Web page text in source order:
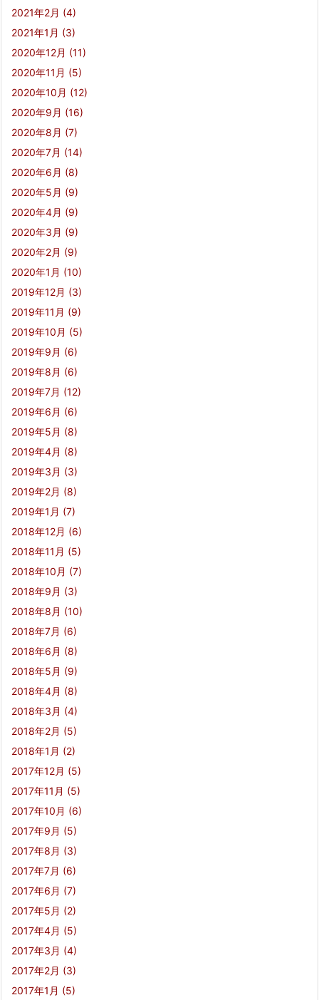
2021年2月 (4)
2021年1月 (3)
2020年12月 (11)
2020年11月 (5)
2020年10月 (12)
2020年9月 (16)
2020年8月 (7)
2020年7月 (14)
2020年6月 (8)
2020年5月 (9)
2020年4月 (9)
2020年3月 (9)
2020年2月 (9)
2020年1月 (10)
2019年12月 (3)
2019年11月 (9)
2019年10月 (5)
2019年9月 (6)
2019年8月 (6)
2019年7月 (12)
2019年6月 (6)
2019年5月 (8)
2019年4月 (8)
2019年3月 (3)
2019年2月 (8)
2019年1月 (7)
2018年12月 (6)
2018年11月 (5)
2018年10月 (7)
2018年9月 (3)
2018年8月 (10)
2018年7月 (6)
2018年6月 (8)
2018年5月 (9)
2018年4月 (8)
2018年3月 (4)
2018年2月 (5)
2018年1月 (2)
2017年12月 (5)
2017年11月 (5)
2017年10月 (6)
2017年9月 (5)
2017年8月 (3)
2017年7月 (6)
2017年6月 (7)
2017年5月 (2)
2017年4月 (5)
2017年3月 (4)
2017年2月 (3)
2017年1月 (5)